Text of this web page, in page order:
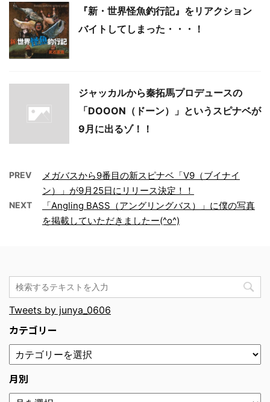
『新・世界怪魚釣行記』をリアクション
バイトしてしまった・・・！
ジャッカルから秦拓馬プロデュースの
「DOOON（ドーン）」というスピナベが
9月に出るゾ！！
PREV
メガバスから9番目の新スピナベ「V9（ブイナイ
ン）」が9月25日にリリース決定！！
NEXT
「Angling BASS（アングリングバス）」に僕の写真
を掲載していただきましたー(^o^)
Tweets by junya_0606
カテゴリー
月別